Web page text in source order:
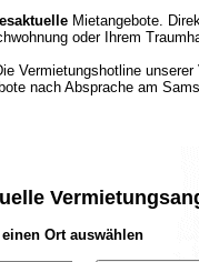
Mietangebote.
oder Ihrem
Vermietungshotline
nach Absprache am
einen Ort auswählen